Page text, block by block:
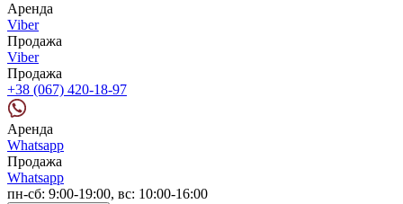
Аренда
Viber
Продажа
Viber
Продажа
+38 (067) 420-18-97
Аренда
Whatsapp
Продажа
Whatsapp
пн-сб: 9:00-19:00, вс: 10:00-16:00